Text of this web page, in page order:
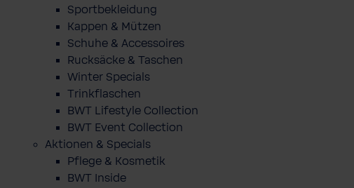
Sportbekleidung
Kappen & Mützen
Schuhe & Accessoires
Rucksäcke & Taschen
Winter Specials
Trinkflaschen
BWT Lifestyle Collection
BWT Event Collection
Aktionen & Specials
Pflege & Kosmetik
BWT Inside